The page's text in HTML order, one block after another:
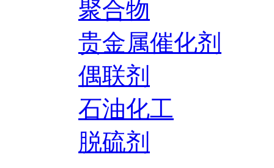
聚合物
贵金属催化剂
偶联剂
石油化工
脱硫剂